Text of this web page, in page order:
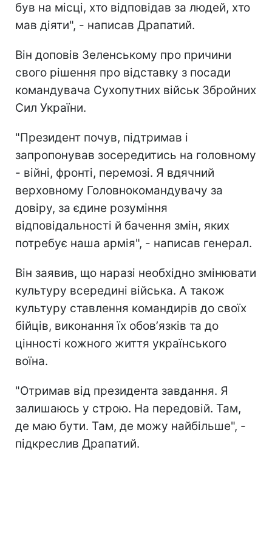
був на місці, хто відповідав за людей, хто
мав діяти", - написав Драпатий.
Він доповів Зеленському про причини
свого рішення про відставку з посади
командувача Сухопутних військ Збройних
Сил України.
"Президент почув, підтримав і
запропонував зосередитись на головному
- війні, фронті, перемозі. Я вдячний
верховному Головнокомандувачу за
довіру, за єдине розуміння
відповідальності й бачення змін, яких
потребує наша армія", - написав генерал.
Він заявив, що наразі необхідно змінювати
культуру всередині війська. А також
культуру ставлення командирів до своїх
бійців, виконання їх обовʼязків та до
цінності кожного життя українського
воїна.
"Отримав від президента завдання. Я
залишаюсь у строю. На передовій. Там,
де маю бути. Там, де можу найбільше", -
підкреслив Драпатий.